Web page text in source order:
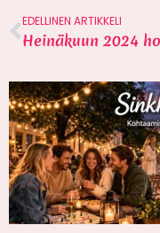
EDELLINEN ARTIKKELI